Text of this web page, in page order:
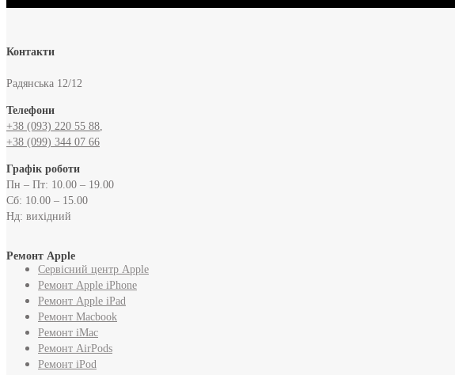
Контакти
Радянська 12/12
Телефони
+38 (093) 220 55 88
+38 (099) 344 07 66
Графік роботи
Пн – Пт: 10.00 – 19.00
Сб: 10.00 – 15.00
Нд: вихідний
Ремонт Apple
Сервісний центр Apple
Ремонт Apple iPhone
Ремонт Apple iPad
Ремонт Macbook
Ремонт iMac
Ремонт AirPods
Ремонт iPod